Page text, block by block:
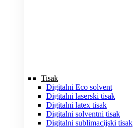
Tisak
Digitalni Eco solvent
Digitalni laserski tisak
Digitalni latex tisak
Digitalni solventni tisak
Digitalni sublimacijski tisak